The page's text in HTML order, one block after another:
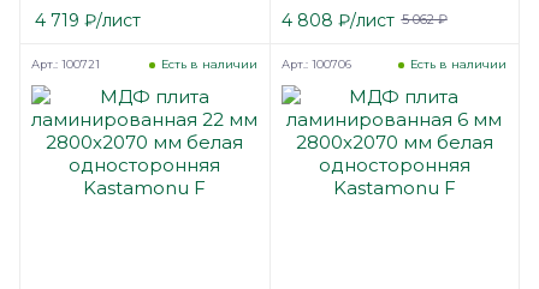
односторонняя
Kastamonu F
4 719 ₽/лист
односторонняя
Kastamonu F
4 808 ₽/лист 5 062₽
Есть в наличии
Арт.: 100721 Есть в наличии
Арт.: 100706